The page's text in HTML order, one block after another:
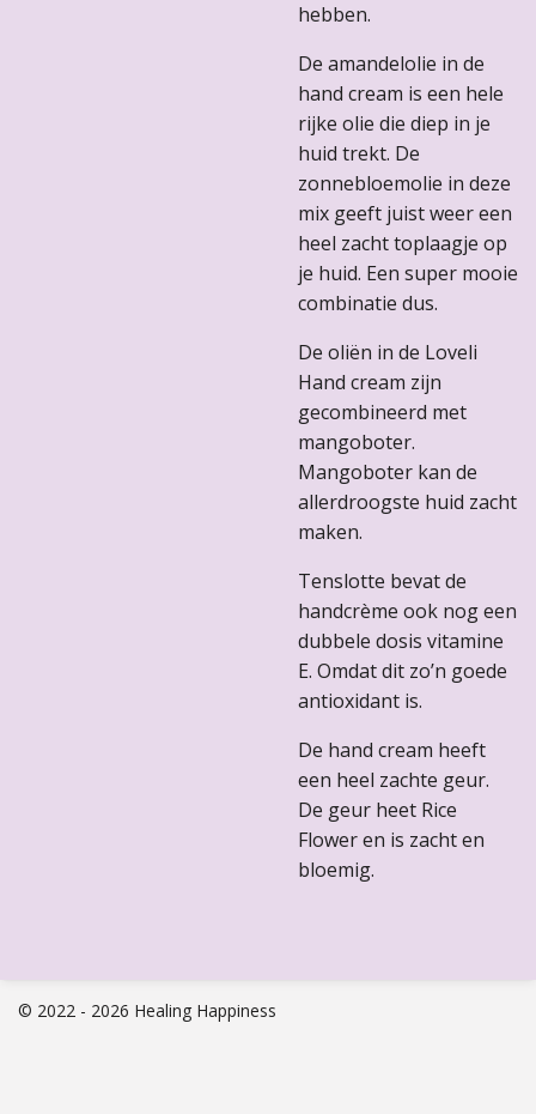
hebben.
De amandelolie in de
hand cream is een hele
rijke olie die diep in je
huid trekt. De
zonnebloemolie in deze
mix geeft juist weer een
heel zacht toplaagje op
je huid. Een super mooie
combinatie dus.
De oliën in de Loveli
Hand cream zijn
gecombineerd met
mangoboter.
Mangoboter kan de
allerdroogste huid zacht
maken.
Tenslotte bevat de
handcrème ook nog een
dubbele dosis vitamine
E. Omdat dit zo’n goede
antioxidant is.
De hand cream heeft
een heel zachte geur.
De geur heet Rice
Flower en is zacht en
bloemig.
© 2022 - 2026 Healing Happiness